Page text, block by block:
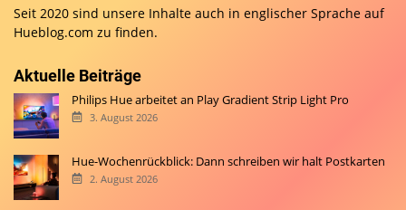
Seit 2020 sind unsere Inhalte auch in englischer Sprache auf
Hueblog.com zu finden.
Aktuelle Beiträge
Philips Hue arbeitet an Play Gradient Strip Light Pro
3. August 2026
Hue-Wochenrückblick: Dann schreiben wir halt Postkarten
2. August 2026